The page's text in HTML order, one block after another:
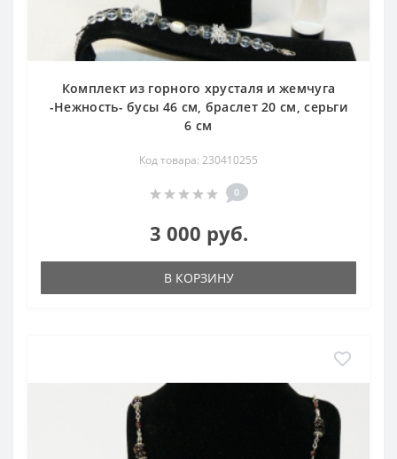
Комплект из горного хрусталя и жемчуга
-Нежность- бусы 46 см, браслет 20 см, серьги
6 см
Код товара: 230410255
0
3 000 руб.
В КОРЗИНУ